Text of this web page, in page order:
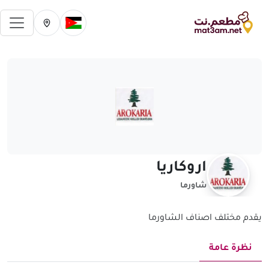
تغيير الدولة الحالية
تغيير المدينة
اروكاريا
شاورما
يقدم مختلف اصناف الشاورما
نظرة عامة